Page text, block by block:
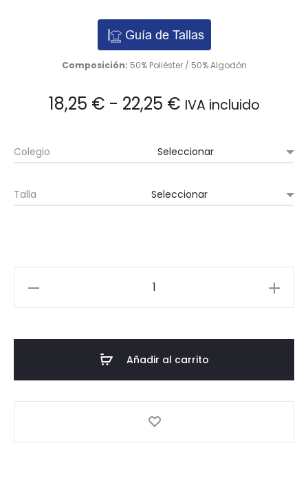
Guía de Tallas
Composición: 50% Poliéster / 50% Algodón
18,25 € - 22,25 €Rango
precios:
desde
hasta
22,25 €
IVA incluido
Colegio
Talla
corta
Añadir al carrito